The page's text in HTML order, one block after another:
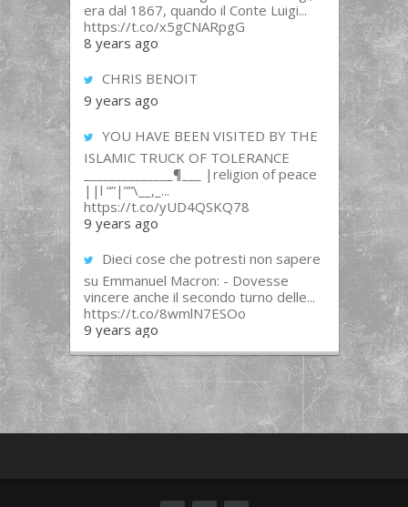
era dal 1867, quando il Conte Luigi...
https://t.co/x5gCNARpgG
8 years ago
CHRIS BENOIT
9 years ago
YOU HAVE BEEN VISITED BY THE
ISLAMIC TRUCK OF TOLERANCE
______________¶___ |religion of peace
||l “”|””\__,_...
https://t.co/yUD4QSKQ78
9 years ago
Dieci cose che potresti non sapere
su Emmanuel Macron: - Dovesse
vincere anche il secondo turno delle...
https://t.co/8wmlN7ESOo
9 years ago